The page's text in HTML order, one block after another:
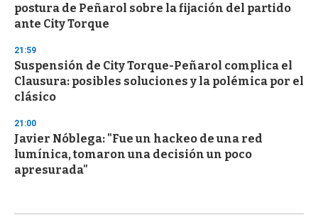
postura de Peñarol sobre la fijación del partido
ante City Torque
21:59
Suspensión de City Torque-Peñarol complica el
Clausura: posibles soluciones y la polémica por el
clásico
21:00
Javier Nóblega: "Fue un hackeo de una red
lumínica, tomaron una decisión un poco
apresurada"